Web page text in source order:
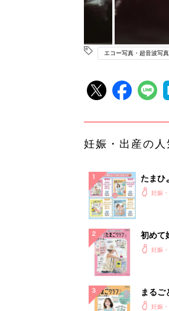
エコー写真・超音波写真
妊娠・出産の
たまひ
妊娠
初めて
ったら
妊娠
まるご
クラブ
妊娠